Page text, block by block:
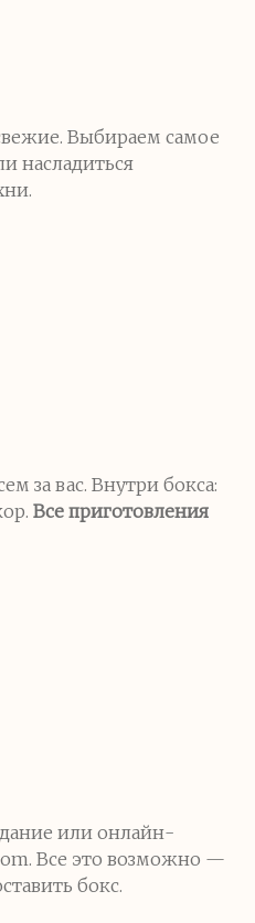
Выбираем самое
насладиться
за вас. Внутри бокса:
Все приготовления
или онлайн-
Все это возможно —
бокс.